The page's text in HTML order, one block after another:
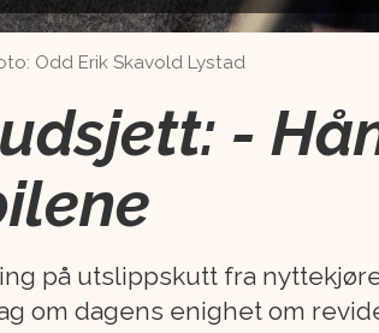
Odd Erik Skavold Lystad
-
på utslippskutt fra
om dagens enighet om